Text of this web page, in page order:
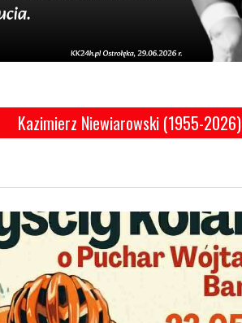
Kazimierz Niewiarowski (1955-2026)